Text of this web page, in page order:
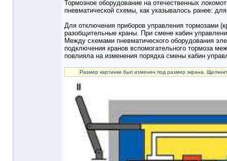
Тормозное оборудование на отечественных
пневматической схемы, как указывалось ранее:
Для отключения приборов управления тормозами
разобщительные краны. При смене кабин
Между схемами пневматического оборудования
подключения кранов вспомогательного тормоза
повлияла на изменения порядка смены кабин
Размер картинки был изменен под размер экрана.